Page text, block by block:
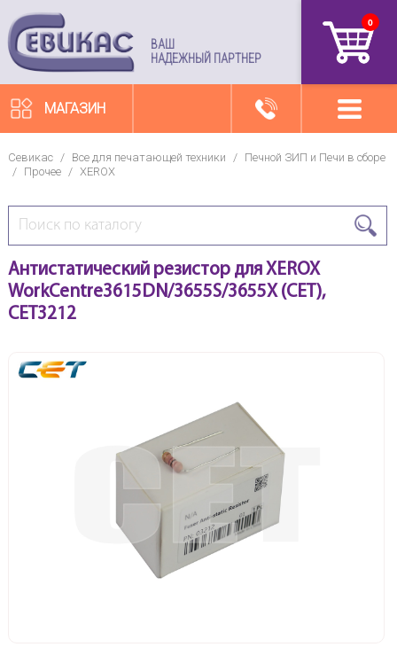
ВАШ
НАДЕЖНЫЙ ПАРТНЕР
0
МАГАЗИН
Севикас / Все для печатающей техники /
Печной ЗИП и Печи в сборе
/
Прочее / XEROX
Антистатический резистор для XEROX
WorkCentre3615DN/3655S/3655X (CET),
CET3212